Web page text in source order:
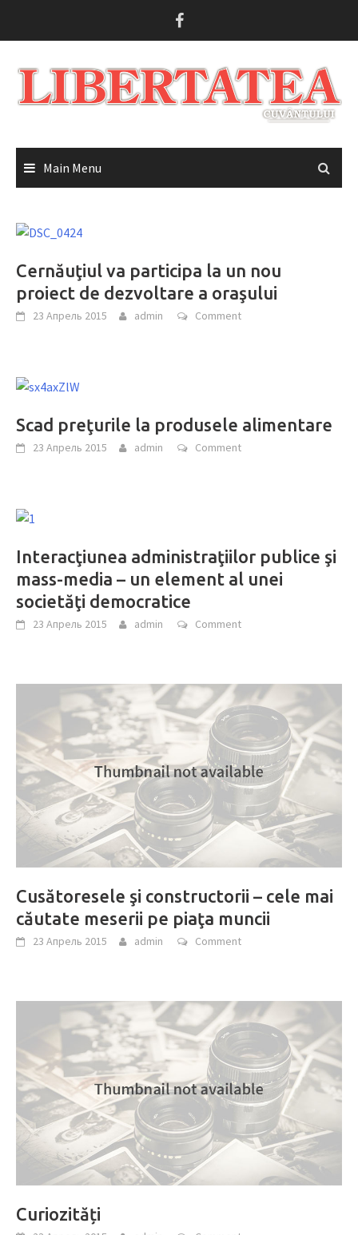
Main Menu
Cernăuţiul va participa la un nou
proiect de dezvoltare a oraşului
23 Апрель 2015 admin Comment
Scad preţurile la produsele alimentare
23 Апрель 2015 admin Comment
Interacţiunea administraţiilor publice şi
mass-media – un element al unei
societăţi democratice
23 Апрель 2015 admin Comment
Cusătoresele şi constructorii – cele mai
căutate meserii pe piaţa muncii
23 Апрель 2015 admin Comment
Curiozități